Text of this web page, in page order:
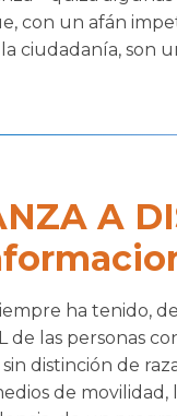
con un afán
ciudadanía, son
A
ha tenido,
de las personas
distinción de
de